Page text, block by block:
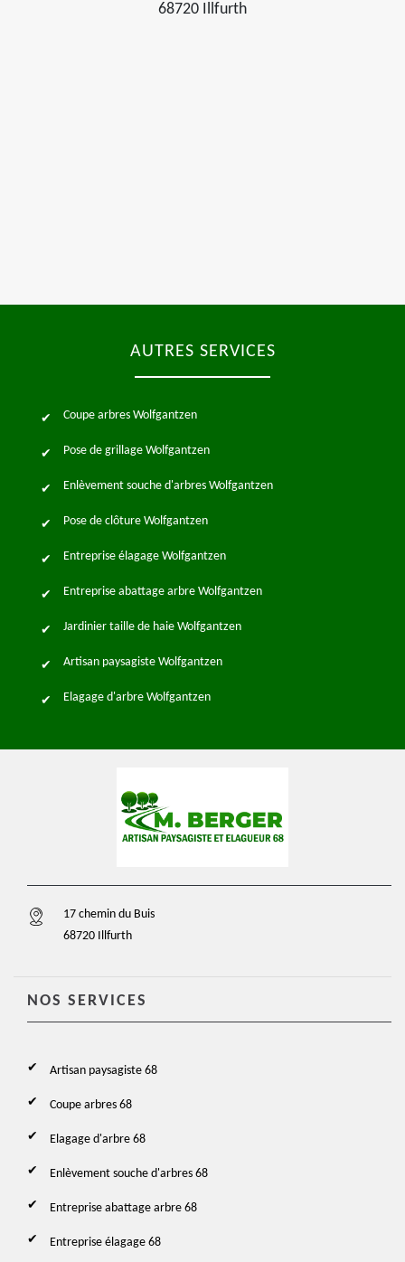
68720 Illfurth
AUTRES SERVICES
Coupe arbres Wolfgantzen
Pose de grillage Wolfgantzen
Enlèvement souche d'arbres Wolfgantzen
Pose de clôture Wolfgantzen
Entreprise élagage Wolfgantzen
Entreprise abattage arbre Wolfgantzen
Jardinier taille de haie Wolfgantzen
Artisan paysagiste Wolfgantzen
Elagage d'arbre Wolfgantzen
17 chemin du Buis
68720 Illfurth
NOS SERVICES
Artisan paysagiste 68
Coupe arbres 68
Elagage d'arbre 68
Enlèvement souche d'arbres 68
Entreprise abattage arbre 68
Entreprise élagage 68